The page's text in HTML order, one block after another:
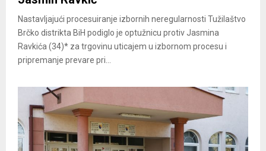
Nastavljajući procesuiranje izbornih neregularnosti Tužilaštvo
Brčko distrikta BiH podiglo je optužnicu protiv Jasmina
Ravkića (34)* za trgovinu uticajem u izbornom procesu i
pripremanje prevare pri...